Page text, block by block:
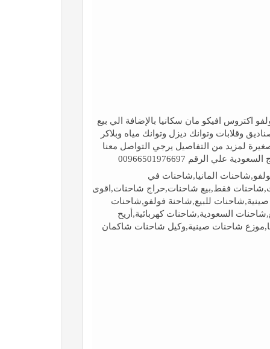
اكتروس افيكو مان سكانيا بالإضافة الي بيع
وقلابات وتوانك ديزل وتوانك مياه وبلاكر
لمزيد من التفاصيل يرجي التواصل معنا
المانيا,شاحنات في
شاحنات,شاحنات ومعدات,شاحنات فقط,بيع شاحنات,حراج شاحنات,اقوى
صينية,شاحنات للبيع,شاحنة فولفو,شاحنات
السعودية,شاحنات كهربائية,أريح
شاحنات صينية,وكيل شاحنات شاكمان